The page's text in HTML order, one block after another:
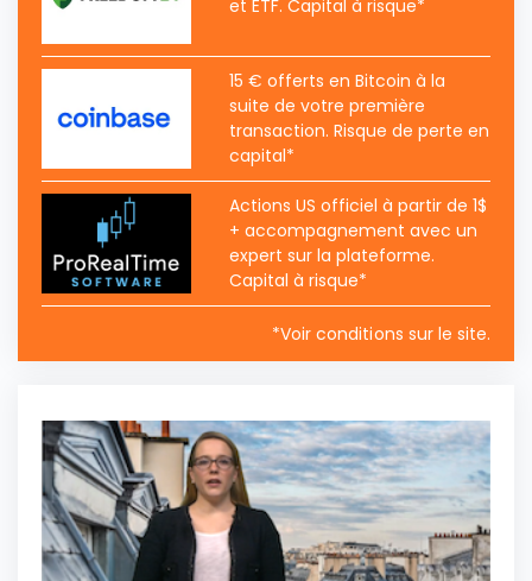
et ETF. Capital à risque*
15 € offerts en Bitcoin à la
suite de votre première
transaction. Risque de perte en
capital*
Actions US officiel à partir de 1$
+ accompagnement avec un
expert sur la plateforme.
Capital à risque*
*Voir conditions sur le site.